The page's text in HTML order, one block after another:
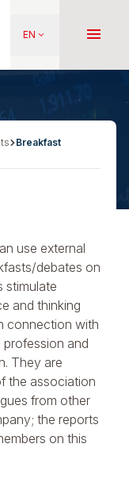
EN keyboard_arrow_down menu
Breakfast
use external
debates on
stimulate
and thinking
connection with
and
They are
the association
from other
the reports
on this